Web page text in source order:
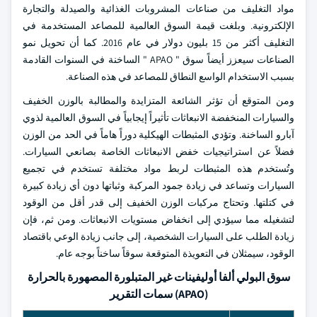
مواد التغليف من صناعات المشروبات الغذائية والصيدلة والتجارة
الإلكترونية. وبلغت قيمة السوق العالمية للمصاعد المستخدمة في
التغليف أكثر من 15 بليون دولار في عام 2016. كما أن تحويل نمو
الصناعات سيعزز أيضاً سوق " APAO " الساخنة في السنوات القادمة
بسبب الاستخدام الواسع النطاق للمصاعد في هذه الصناعة.
ومن المتوقع أن تؤثر الشائعة المتزايدة والمطالبة بالوزن الخفيف
والسيارات المنخفضة الانبعاثات تأثيراً إيجابياً في السوق العالمية لذوي
آبارو الساخنة. وتؤدي المثبطات الهيكلية دوراً هاماً في الحد من الوزن
فضلاً عن استراتيجيات خفض الانبعاثات الخاصة بصانعي السيارات.
وتُستخدم هذه المثبطات لربط مواد مختلفة تستخدم في تجميع
السيارات وتساعد في زيادة جمود المركبة وثباتها دون أي زيادة كبيرة
في كتلتها. وتحتاج مركبات الوزن الخفيف إلى قدر أقل من الوقود
لتشغيله مما سيؤدي إلى انخفاض مستويات الانبعاثات. ومن ثم، فإن
زيادة الطلب على السيارات الشخصية، إلى جانب زيادة الوعي باقتصاد
الوقود، سيمثلان في التعويذة المتوقعة سوقاً ساخناً بوجه عام.
سوق البولي ألفا أوليفينات غير المتبلورة المصهورة بالحرارة
(APAO) سمات التقرير